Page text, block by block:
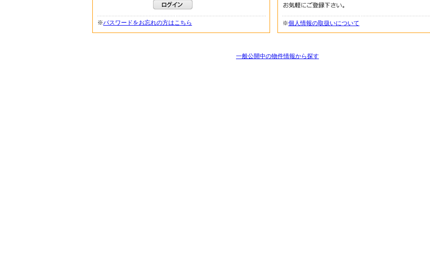
※パスワードをお忘れの方はこちら ※個人情報の取扱いについて
一般公開中の物件情報から探す